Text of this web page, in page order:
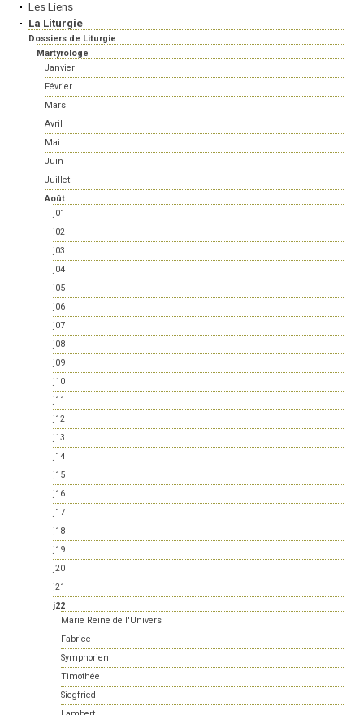
Les Liens
La Liturgie
Dossiers de Liturgie
Martyrologe
Janvier
Février
Mars
Avril
Mai
Juin
Juillet
Août
j01
j02
j03
j04
j05
j06
j07
j08
j09
j10
j11
j12
j13
j14
j15
j16
j17
j18
j19
j20
j21
j22
Marie Reine de l'Univers
Fabrice
Symphorien
Timothée
Siegfried